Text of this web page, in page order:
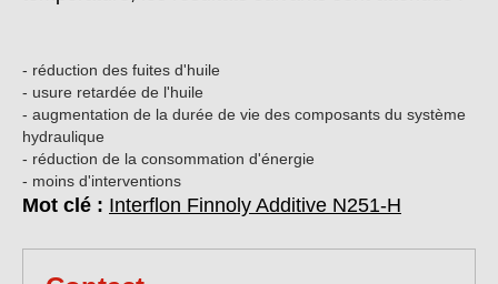
- réduction des fuites d'huile
- usure retardée de l'huile
- augmentation de la durée de vie des composants du système
hydraulique
- réduction de la consommation d'énergie
- moins d'interventions
Mot clé : Interflon Finnoly Additive N251-H